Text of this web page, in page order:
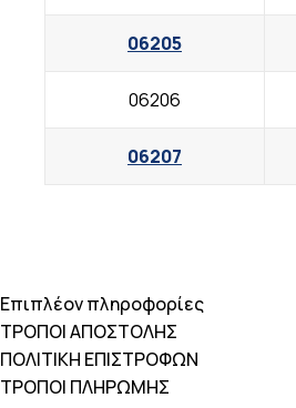
06205
06206
06207
Επιπλέον πληροφορίες
ΤΡΟΠΟΙ ΑΠΟΣΤΟΛΗΣ
ΠΟΛΙΤΙΚΗ ΕΠΙΣΤΡΟΦΩΝ
ΤΡΟΠΟΙ ΠΛΗΡΩΜΗΣ